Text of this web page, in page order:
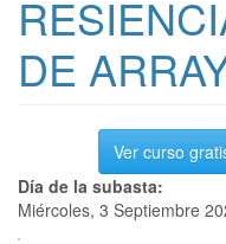
DE
Ver curso
Día de la subasta:
Miércoles, 3 Septiembre